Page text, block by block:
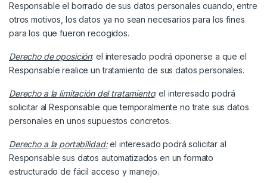
Responsable el borrado de sus datos personales cuando, entre
otros motivos, los datos ya no sean necesarios para los fines
para los que fueron recogidos.
Derecho de oposición: el interesado podrá oponerse a que el
Responsable realice un tratamiento de sus datos personales.
Derecho a la limitación del tratamiento: el interesado podrá
solicitar al Responsable que temporalmente no trate sus datos
personales en unos supuestos concretos.
Derecho a la portabilidad:el interesado podrá solicitar al
Responsable sus datos automatizados en un formato
estructurado de fácil acceso y manejo.